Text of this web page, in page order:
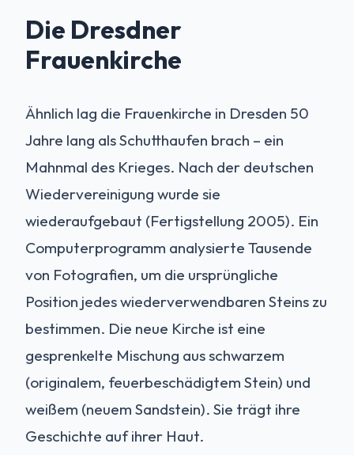
Die Dresdner
Frauenkirche
Ähnlich lag die Frauenkirche in Dresden 50
Jahre lang als Schutthaufen brach – ein
Mahnmal des Krieges. Nach der deutschen
Wiedervereinigung wurde sie
wiederaufgebaut (Fertigstellung 2005). Ein
Computerprogramm analysierte Tausende
von Fotografien, um die ursprüngliche
Position jedes wiederverwendbaren Steins zu
bestimmen. Die neue Kirche ist eine
gesprenkelte Mischung aus schwarzem
(originalem, feuerbeschädigtem Stein) und
weißem (neuem Sandstein). Sie trägt ihre
Geschichte auf ihrer Haut.